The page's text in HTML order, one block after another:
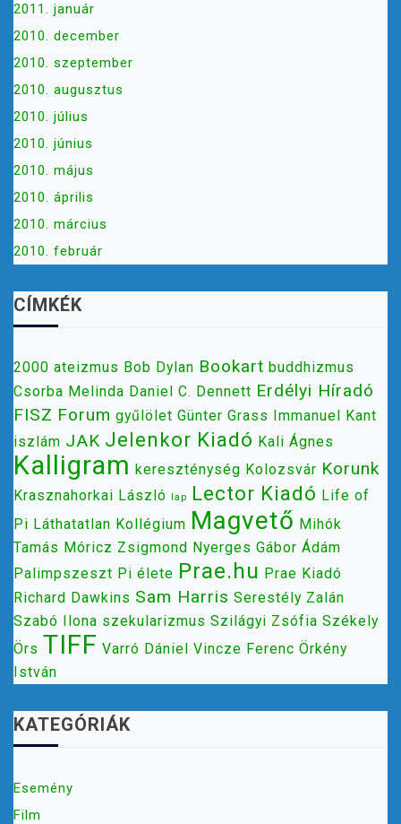
2011. január
2010. december
2010. szeptember
2010. augusztus
2010. július
2010. június
2010. május
2010. április
2010. március
2010. február
CÍMKÉK
2000 ateizmus Bob Dylan Bookart buddhizmus
Csorba Melinda Daniel C. Dennett Erdélyi Híradó
FISZ Forum gyűlölet Günter Grass Immanuel Kant
iszlám JAK Jelenkor Kiadó Kali Ágnes
Kalligram kereszténység Kolozsvár Korunk
Krasznahorkai László lap Lector Kiadó Life of
Pi Láthatatlan Kollégium Magvető Mihók
Tamás Móricz Zsigmond Nyerges Gábor Ádám
Palimpszeszt Pi élete Prae.hu Prae Kiadó
Richard Dawkins Sam Harris Serestély Zalán
Szabó Ilona szekularizmus Szilágyi Zsófia Székely
Örs TIFF Varró Dániel Vincze Ferenc Örkény
István
KATEGÓRIÁK
Esemény
Film